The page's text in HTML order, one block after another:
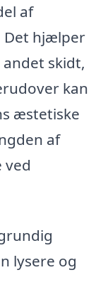
af
Det hjælper
skidt,
kan
æstetiske
af
ved
lysere og